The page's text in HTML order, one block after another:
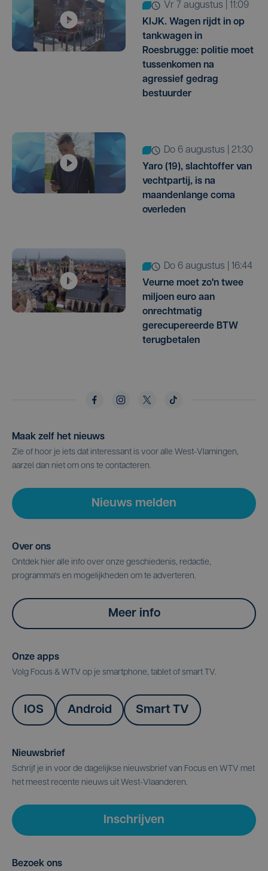
vr 7 augustus | 11:09
KIJK. Wagen rijdt in op
tankwagen in
Roesbrugge: politie moet
tussenkomen na
agressief gedrag
bestuurder
do 6 augustus | 21:30
Yaro (19), slachtoffer van
vechtpartij, is na
maandenlange coma
overleden
do 6 augustus | 16:44
Veurne moet zo'n twee
miljoen euro aan
onrechtmatig
gerecupereerde BTW
terugbetalen
Maak zelf het nieuws
Zie of hoor je iets dat interessant is voor alle West-Vlamingen,
aarzel dan niet om ons te contacteren.
Nieuws melden
Over ons
Ontdek hier alle info over onze geschiedenis, redactie,
programma's en mogelijkheden om te adverteren.
Meer info
Onze apps
Volg Focus & WTV op je smartphone, tablet of smart TV.
IOS Android Smart TV
Nieuwsbrief
Schrijf je in voor de dagelijkse nieuwsbrief van Focus en WTV met
het meest recente nieuws uit West-Vlaanderen.
Inschrijven
Bezoek ons